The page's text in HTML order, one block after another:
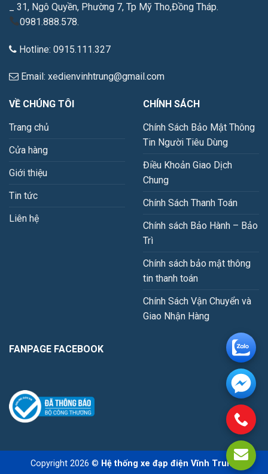
_ 31, Ngô Quyền, Phường 7, Tp Mỹ Tho,Đồng Tháp.
0981.888.578.
Hotline: 0915.111.327
Email: xedienvinhtrung@gmail.com
VỀ CHÚNG TÔI
Trang chủ
Cửa hàng
Giới thiệu
Tin tức
Liên hệ
CHÍNH SÁCH
Chính Sách Bảo Mật Thông
Tin Người Tiêu Dùng
Điều Khoản Giao Dịch
Chung
Chính Sách Thanh Toán
Chính sách Bảo Hành – Bảo
Trì
Chính sách bảo mật thông
tin thanh toán
Chính Sách Vận Chuyển và
Giao Nhận Hàng
FANPAGE FACEBOOK
Copyright 2026 © Hệ thống xe đạp điện Vĩnh Trung